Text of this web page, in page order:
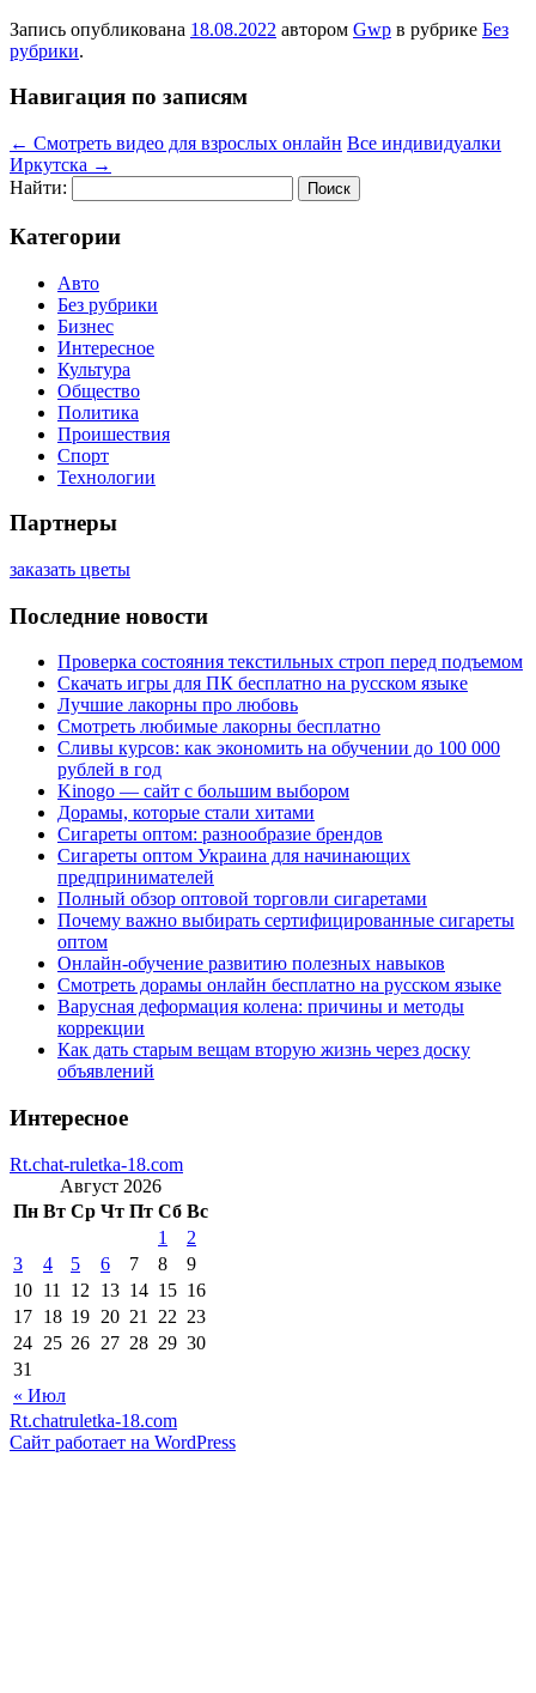
Запись опубликована 18.08.2022 автором Gwp в рубрике Без
рубрики.
Навигация по записям
← Смотреть видео для взрослых онлайн Все индивидуалки
Иркутска →
Найти:
Категории
Авто
Без рубрики
Бизнес
Интересное
Культура
Общество
Политика
Проишествия
Спорт
Технологии
Партнеры
заказать цветы
Последние новости
Проверка состояния текстильных строп перед подъемом
Скачать игры для ПК бесплатно на русском языке
Лучшие лакорны про любовь
Смотреть любимые лакорны бесплатно
Сливы курсов: как экономить на обучении до 100 000
рублей в год
Kinogo — сайт с большим выбором
Дорамы, которые стали хитами
Сигареты оптом: разнообразие брендов
Сигареты оптом Украина для начинающих
предпринимателей
Полный обзор оптовой торговли сигаретами
Почему важно выбирать сертифицированные сигареты
оптом
Онлайн-обучение развитию полезных навыков
Смотреть дорамы онлайн бесплатно на русском языке
Варусная деформация колена: причины и методы
коррекции
Как дать старым вещам вторую жизнь через доску
объявлений
Интересное
Rt.chat-ruletka-18.com
Август 2026
Пн Вт Ср Чт Пт Сб Вс
« Июл
1
2
3
4 5 6 7 8
9
10 11 12 13 14 15 16
17 18 19 20 21 22 23
24 25 26 27 28 29 30
31
Rt.chatruletka-18.com
Сайт работает на WordPress